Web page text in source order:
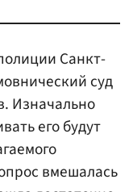
Санкт-
суд
Изначально
его будут
вмешалась